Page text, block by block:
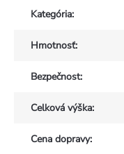
Kategória:
Hmotnosť:
Bezpečnost:
Celková výška:
Cena dopravy: